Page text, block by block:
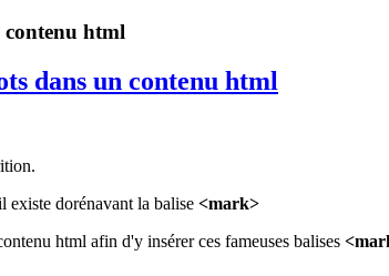
contenu html
dans un contenu html
existe dorénavant la balise <mark>
html afin d'y insérer ces fameuses balises